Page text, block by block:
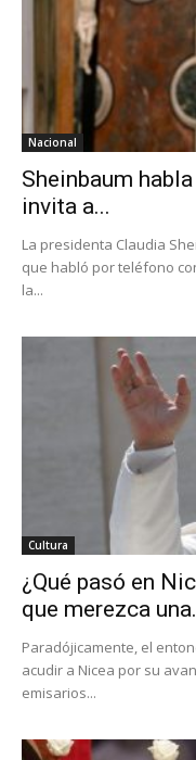
Nacional
Sheinbaum
invita a...
La presidenta Claudia
que habló por teléfono
la...
Cultura
¿Qué pasó en
que merezca
Paradójicamente, el
acudir a Nicea por su
emisarios...